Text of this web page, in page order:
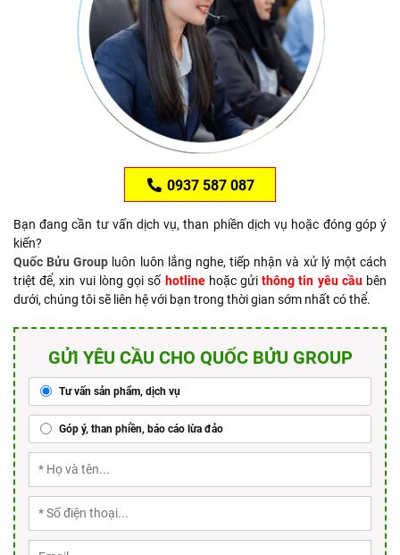
0937 587 087
Bạn đang cần tư vấn dịch vụ, than phiền dịch vụ hoặc đóng góp ý
kiến?
Quốc Bửu Group luôn luôn lắng nghe, tiếp nhận và xử lý một cách
triệt để, xin vui lòng gọi số hotlinehoặc gửithông tin yêu cầubên
dưới, chúng tôi sẽ liên hệ với bạn trong thời gian sớm nhất có thể.
GỬI YÊU CẦU CHO QUỐC BỬU GROUP
Tư vấn sản phẩm, dịch vụ
Góp ý, than phiền, báo cáo lừa đảo